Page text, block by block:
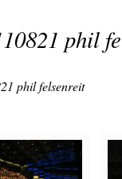
phil
phil felsenreit